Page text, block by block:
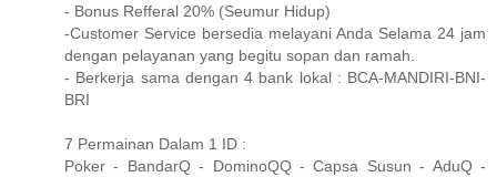
- Bonus Refferal 20% (Seumur Hidup)
-Customer Service bersedia melayani Anda Selama 24 jam
dengan pelayanan yang begitu sopan dan ramah.
- Berkerja sama dengan 4 bank lokal : BCA-MANDIRI-BNI-
BRI
7 Permainan Dalam 1 ID :
Poker - BandarQ - DominoQQ - Capsa Susun - AduQ -